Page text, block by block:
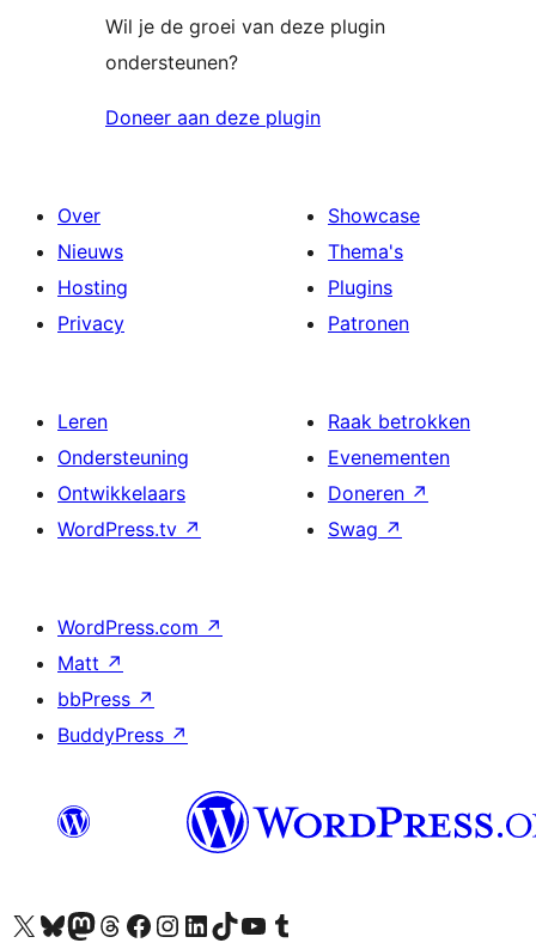
Wil je de groei van deze plugin
ondersteunen?
Doneer aan deze plugin
Over
Nieuws
Hosting
Privacy
Showcase
Thema's
Plugins
Patronen
Leren
Ondersteuning
Ontwikkelaars
WordPress.tv ↗
Raak betrokken
Evenementen
Doneren ↗
Swag ↗
WordPress.com ↗
Matt ↗
bbPress ↗
BuddyPress ↗
Bezoek ons X (voorheen Twitter) account
Bezoek ons Bluesky account
Bezoek ons Mastodon account
Bezoek ons Threads account
Onze Facebook pagina bezoeken
Bezoek ons Instagram account
Bezoek ons LinkedIn account
Bezoek ons TikTok account
Bezoek ons YouTube kanaalBezoek ons Tumblr account